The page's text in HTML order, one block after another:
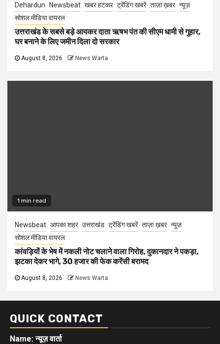
Dehardun Newsbeat खबर हटकर ट्रेंडिंग खबरें ताज़ा ख़बर न्यूज़
सोशल मीडिया वायरल
उत्तराखंड के सबसे बड़े आयकर दाता ऋषभ पंत की सीएम धामी से गुहार,
घर बनाने के लिए जमीन दिला दो सरकार
August 8, 2026 News Warta
1 min read
Newsbeat आपका शहर उत्तराखंड ट्रेंडिंग खबरें ताज़ा ख़बर न्यूज़
सोशल मीडिया वायरल
कांवड़ियों के भेष में नकली नोट चलाने वाला गिरोह, दुकानदार ने पकड़ा,
झटका देकर भागे, 30 हजार की फेक करेंसी बरामद
August 8, 2026 News Warta
QUICK CONTACT
Name: न्यूज़ वार्ता